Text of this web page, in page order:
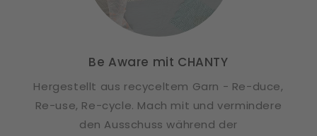
Be Aware mit CHANTY
Hergestellt aus recyceltem Garn - Re-duce,
Re-use, Re-cycle. Mach mit und vermindere
den Ausschuss während der